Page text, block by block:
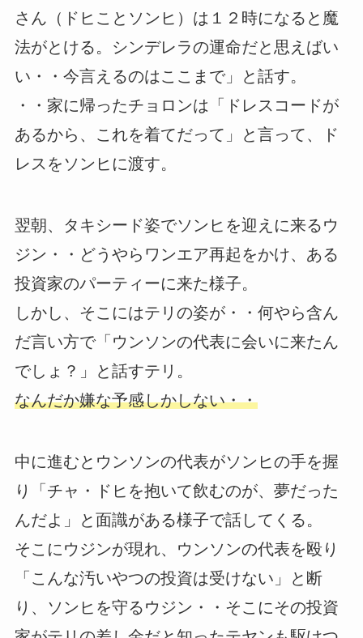
さん（ドヒことソンヒ）は１２時になると魔
法がとける。シンデレラの運命だと思えばい
い・・今言えるのはここまで」と話す。
・・家に帰ったチョロンは「ドレスコードが
あるから、これを着てだって」と言って、ド
レスをソンヒに渡す。
翌朝、タキシード姿でソンヒを迎えに来るウ
ジン・・どうやらワンエア再起をかけ、ある
投資家のパーティーに来た様子。
しかし、そこにはテリの姿が・・何やら含ん
だ言い方で「ウンソンの代表に会いに来たん
でしょ？」と話すテリ。
なんだか嫌な予感しかしない・・
中に進むとウンソンの代表がソンヒの手を握
り「チャ・ドヒを抱いて飲むのが、夢だった
んだよ」と面識がある様子で話してくる。
そこにウジンが現れ、ウンソンの代表を殴り
「こんな汚いやつの投資は受けない」と断
り、ソンヒを守るウジン・・そこにその投資